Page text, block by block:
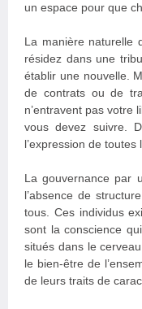
un espace pour que
La manière naturelle
résidez dans une
établir une nouvelle.
de contrats ou de
n’entravent pas votre
vous devez suivre.
l’expression de toutes
La gouvernance par
l’absence de
tous. Ces individus
sont la conscience
situés dans le
le bien-être de
de leurs traits de